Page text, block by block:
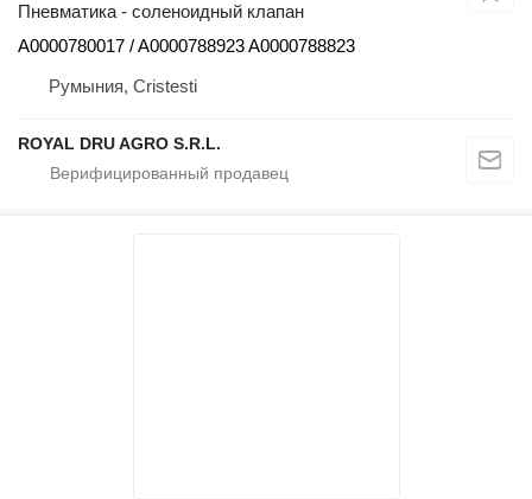
Пневматика - соленоидный клапан
A0000780017 / A0000788923 A0000788823
Румыния, Cristesti
ROYAL DRU AGRO S.R.L.